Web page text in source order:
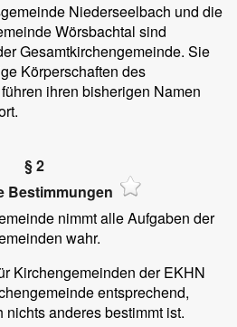
Niederseelbach und die
Wörsbachtal sind
Gesamtkirchengemeinde. Sie
Körperschaften des
ihren bisherigen Namen
§ 2
Bestimmungen
nimmt alle Aufgaben der
wahr.
Kirchengemeinden der EKHN
entsprechend,
anderes bestimmt ist.